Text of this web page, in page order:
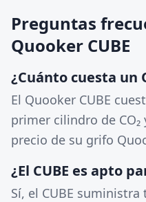
Preguntas
Quooker CUBE
¿Cuánto cuesta un
El Quooker CUBE
primer cilindro de
precio de su grifo
¿El CUBE es apto
Sí, el CUBE